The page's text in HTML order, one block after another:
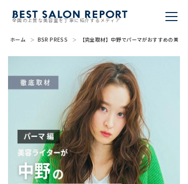
全国の上質な美容室を丁寧に紹介するメディア
BEST SALON REPORTとは
美容室を推薦する
掲載・取材依頼
ホーム BSR PRESS 【完全取材】中野でパーマがおすすめの美容室